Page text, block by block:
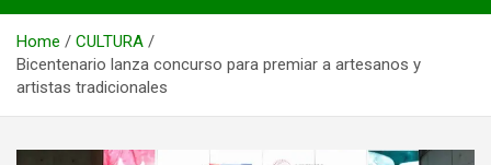
Home
CULTURA
Bicentenario lanza concurso para premiar a artesanos y
artistas tradicionales